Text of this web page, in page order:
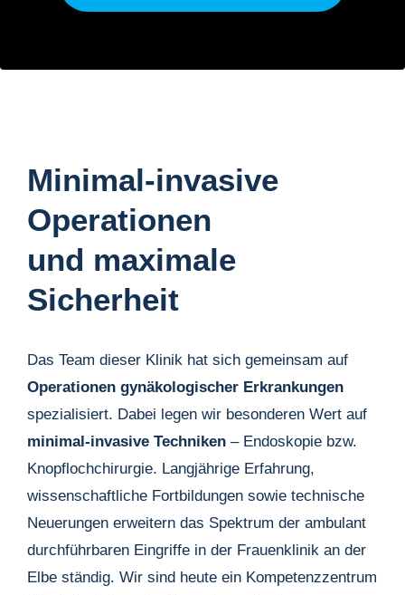
Minimal-invasive
Operationen
und maximale
Sicherheit
Das Team dieser Klinik hat sich gemeinsam auf
Operationen gynäkologischer Erkrankungen
spezialisiert. Dabei legen wir besonderen Wert auf
minimal-invasive Techniken– Endoskopie bzw.
Knopflochchirurgie. Langjährige Erfahrung,
wissenschaftliche Fortbildungen sowie technische
Neuerungen erweitern das Spektrum der ambulant
durchführbaren Eingriffe in der Frauenklinik an der
Elbe ständig. Wir sind heute ein Kompetenzzentrum